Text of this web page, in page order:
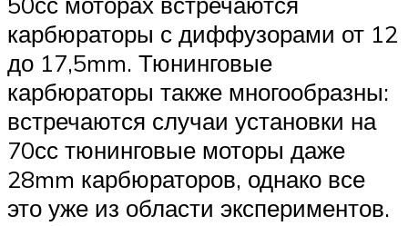
карбюраторы с диффузорами от 12
до 17,5mm. Тюнинговые
карбюраторы также многообразны:
встречаются случаи установки на
70сс тюнинговые моторы даже
28mm карбюраторов, однако все
это уже из области экспериментов.